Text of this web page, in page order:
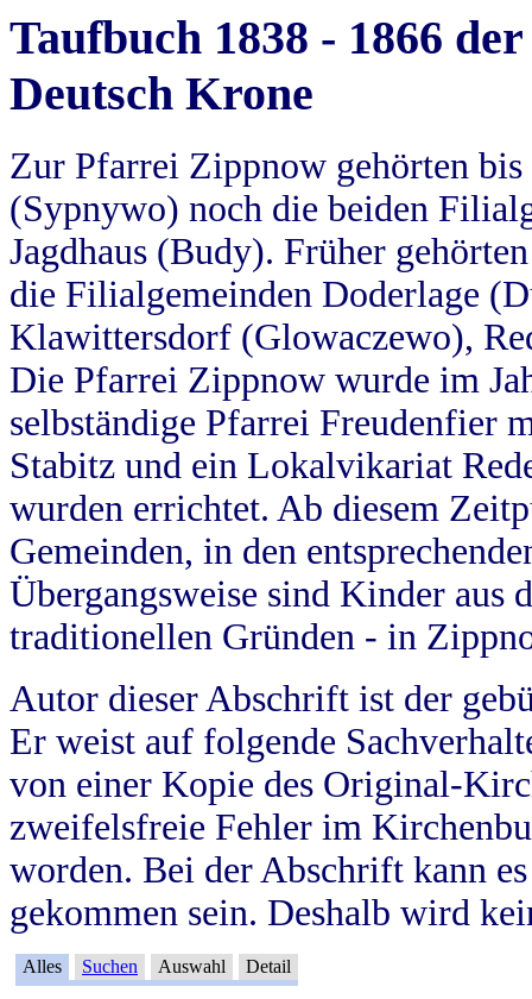
Taufbuch 1838 - 1866
Deutsch Krone
Zur Pfarrei Zippnow gehörten
(Sypnywo) noch die beiden
Jagdhaus (Budy). Früher
die Filialgemeinden Doderlage
Klawittersdorf (Glowaczewo),
Die Pfarrei Zippnow wurde im
selbständige Pfarrei Freudenfier
Stabitz und ein Lokalvikariat
wurden errichtet. Ab diesem
Gemeinden, in den
Übergangsweise sind Kinder aus
traditionellen Gründen - in
Autor dieser Abschrift ist der
Er weist auf folgende
von einer Kopie des Original-
zweifelsfreie Fehler im
worden. Bei der Abschrift kann
gekommen sein. Deshalb wird
Alles Suchen Auswahl Detail